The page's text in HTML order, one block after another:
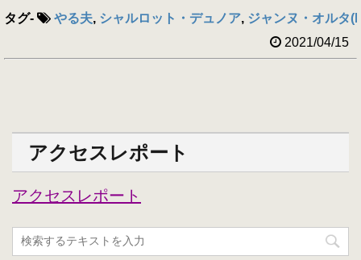
タグ- やる夫, シャルロット・デュノア, ジャンヌ・オルタ
2021/04/15
アクセスレポート
アクセスレポート